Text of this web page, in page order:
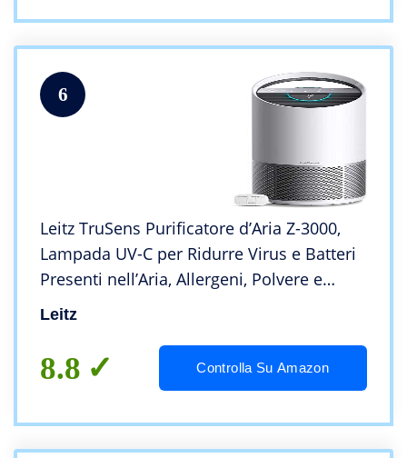
6
Leitz TruSens Purificatore d’Aria Z-3000,
Lampada UV-C per Ridurre Virus e Batteri
Presenti nell’Aria, Allergeni, Polvere e
Cattivi Odori, per Ambienti di Grandi
Leitz
8.8 Controlla Su Amazon